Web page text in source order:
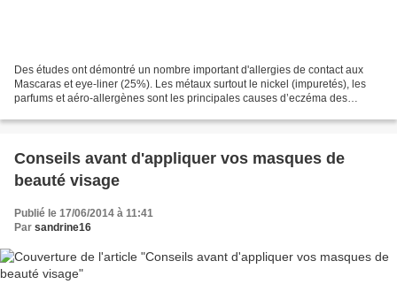
Des études ont démontré un nombre important d'allergies de contact aux
Mascaras et eye-liner (25%). Les métaux surtout le nickel (impuretés), les
parfums et aéro-allergènes sont les principales causes d’eczéma des
Conseils avant d'appliquer vos masques de
beauté visage
Publié le 17/06/2014 à 11:41
Par sandrine16